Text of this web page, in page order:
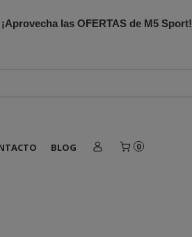
las OFERTAS de M5 Sport!
BLOG 0